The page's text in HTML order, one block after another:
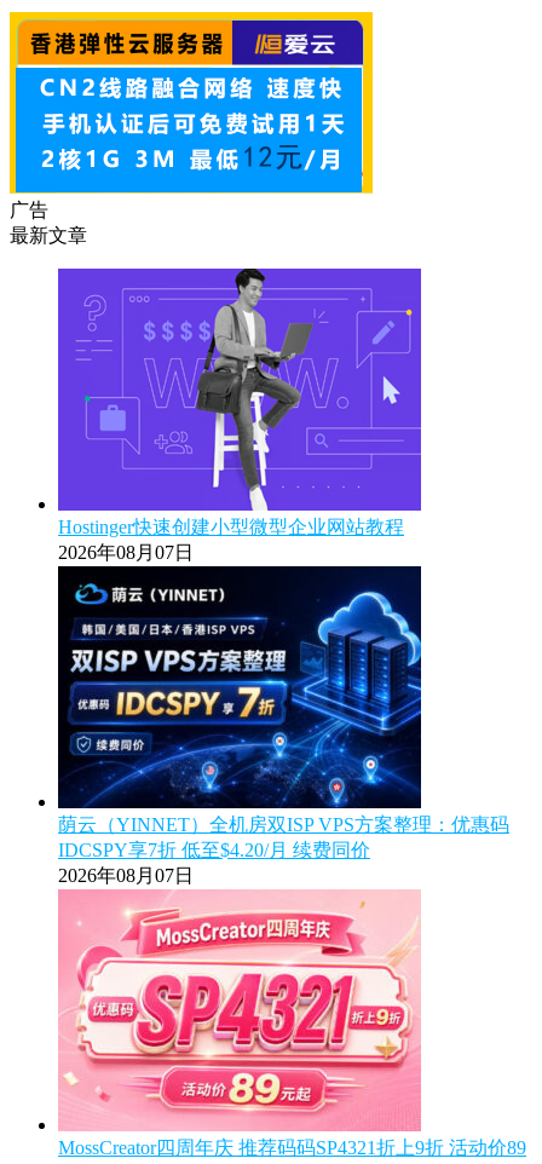
广告
最新文章
Hostinger快速创建小型微型企业网站教程
2026年08月07日
荫云（YINNET）全机房双ISP VPS方案整理：优惠码
IDCSPY享7折 低至$4.20/月 续费同价
2026年08月07日
MossCreator四周年庆 推荐码码SP4321折上9折 活动价89